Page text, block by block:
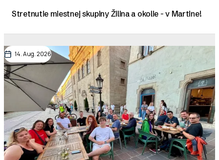
Stretnutie miestnej skupiny Žilina a okolie - v Martine!
14. Aug. 2026